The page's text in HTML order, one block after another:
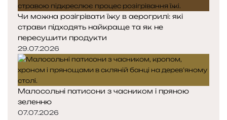
Чи можна розігрівати їжу в аерогрилі: які
страви підходять найкраще та як не
пересушити продукти
29.07.2026
Малосольні патисони з часником і пряною
зеленню
07.07.2026